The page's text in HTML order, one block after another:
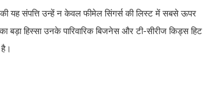
यह संपत्ति उन्हें न केवल फीमेल सिंगर्स की लिस्ट में सबसे ऊपर
बड़ा हिस्सा उनके पारिवारिक बिजनेस और टी-सीरीज किड्स हिट